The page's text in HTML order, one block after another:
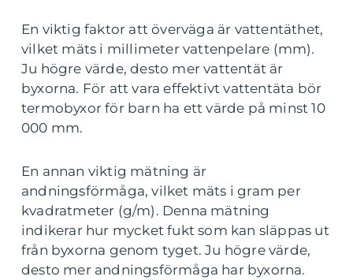
En viktig faktor att överväga är vattentäthet,
vilket mäts i millimeter vattenpelare (mm).
Ju högre värde, desto mer vattentät är
byxorna. För att vara effektivt vattentäta bör
termobyxor för barn ha ett värde på minst 10
000 mm.
En annan viktig mätning är
andningsförmåga, vilket mäts i gram per
kvadratmeter (g/m). Denna mätning
indikerar hur mycket fukt som kan släppas ut
från byxorna genom tyget. Ju högre värde,
desto mer andningsförmåga har byxorna.